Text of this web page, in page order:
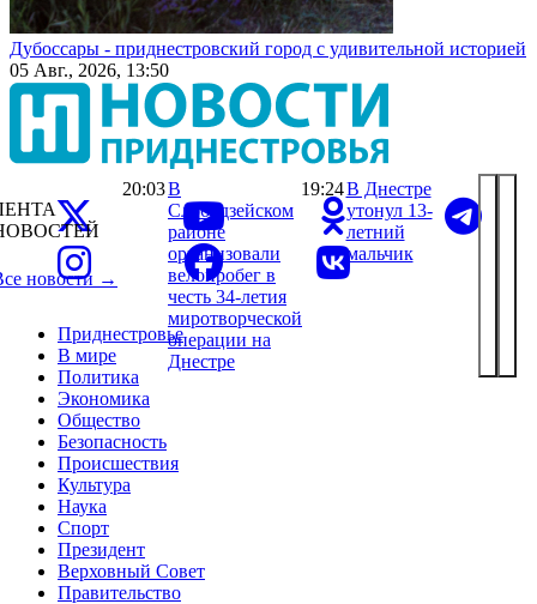
Дубоссары - приднестровский город с удивительной историей
05 Авг., 2026, 13:50
Приднестровье
В мире
Политика
Экономика
Общество
Безопасность
Происшествия
Культура
Наука
Спорт
Президент
Верховный Совет
Правительство
новости →
20:03В
Слободзейском
районе
организовали
велопробег в
честь 34-летия
миротворческой
операции на
Днестре
19:24В Днестре
утонул 13-
летний
мальчик